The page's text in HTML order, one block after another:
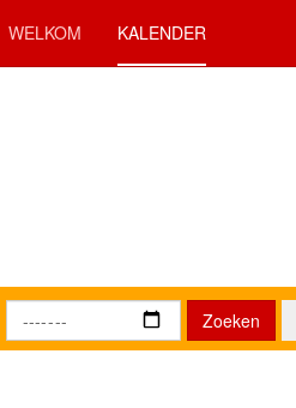
WELKOM KALENDER
Zoeken